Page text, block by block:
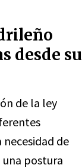
desde su
de la ley
de
postura